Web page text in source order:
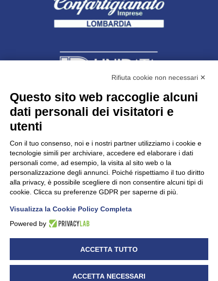
Unidata s.r.lcon unico socio
Largo dell’Artigianato, 1 - 23100 Sondrio
C.F. 00481790145 - N.REA SO-36426
PEC: unidata.sondrio@legalmail.it
Cap. soc. euro 100.000,00 i.v.
UNIDATA - Informativa privacy (per i clienti)
UNIDATA - Whistleblowing
Rifiuta cookie non necessari ✕
Questo sito web raccoglie alcuni
dati personali dei visitatori e
utenti
Con il tuo consenso, noi e i nostri partner utilizziamo i cookie e
tecnologie simili per archiviare, accedere ed elaborare i dati
personali come, ad esempio, la visita al sito web o la
personalizzazione degli annunci. Poiché rispettiamo il tuo diritto
alla privacy, è possibile scegliere di non consentire alcuni tipi di
cookie. Clicca su preferenze GDPR per saperne di più.
Visualizza la Cookie Policy Completa
Powered by
ACCETTA TUTTO
ACCETTA NECESSARI